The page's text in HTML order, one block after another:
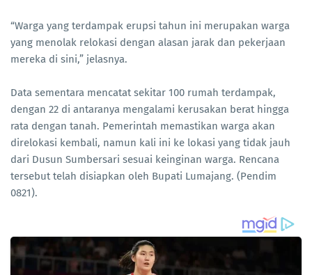
“Warga yang terdampak erupsi tahun ini merupakan warga
yang menolak relokasi dengan alasan jarak dan pekerjaan
mereka di sini,” jelasnya.
Data sementara mencatat sekitar 100 rumah terdampak,
dengan 22 di antaranya mengalami kerusakan berat hingga
rata dengan tanah. Pemerintah memastikan warga akan
direlokasi kembali, namun kali ini ke lokasi yang tidak jauh
dari Dusun Sumbersari sesuai keinginan warga. Rencana
tersebut telah disiapkan oleh Bupati Lumajang. (Pendim
0821).